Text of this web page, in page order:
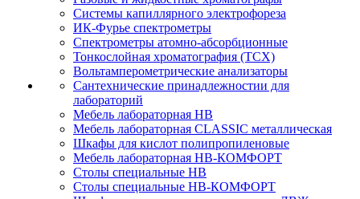
Системы капиллярного электрофореза
ИК-Фурье спектрометры
Спектрометры атомно-абсорбционные
Тонкослойная хроматография (ТСХ)
Вольтамперометрические анализаторы
Сантехнические принадлежностии для
лабораторий
Мебель лабораторная НВ
Мебель лабораторная CLASSIC металлическая
Шкафы для кислот полипропиленовые
Мебель лабораторная НВ-КОМФОРТ
Столы специальные НВ
Столы специальные НВ-КОМФОРТ